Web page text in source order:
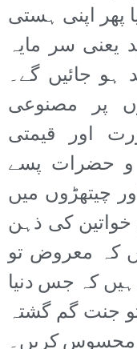
پھر اپنی ہستی
یعنی سر مایہ
ہو جائیں گے۔
پر مصنوعی
اور قیمتی
و حضرات پسے
چیتھڑوں میں
کی ذہن
کہ معروض تو
ہیں کہ جس دنیا
جنت گم گشتہ